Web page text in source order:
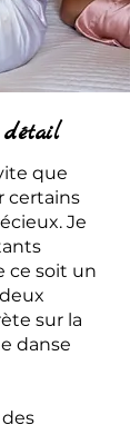
que
certains
Je
ce soit un
sur la
danse